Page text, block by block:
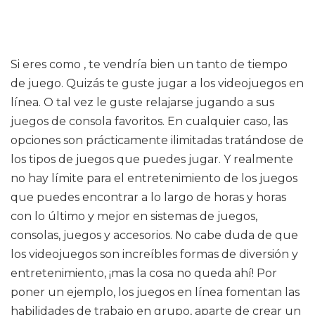
Si eres como , te vendría bien un tanto de tiempo
de juego. Quizás te guste jugar a los videojuegos en
línea. O tal vez le guste relajarse jugando a sus
juegos de consola favoritos. En cualquier caso, las
opciones son prácticamente ilimitadas tratándose de
los tipos de juegos que puedes jugar. Y realmente
no hay límite para el entretenimiento de los juegos
que puedes encontrar a lo largo de horas y horas
con lo último y mejor en sistemas de juegos,
consolas, juegos y accesorios. No cabe duda de que
los videojuegos son increíbles formas de diversión y
entretenimiento, ¡mas la cosa no queda ahí! Por
poner un ejemplo, los juegos en línea fomentan las
habilidades de trabajo en grupo, aparte de crear un